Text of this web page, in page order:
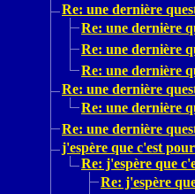
Re: une dernière
Re: une dernière
Re: une dernière
Re: une dernière
Re: une dernière
Re: une dernière
Re: une dernière
j'espère que c'est
Re: j'espère que
Re: j'espère